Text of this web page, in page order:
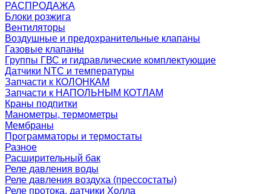
РАСПРОДАЖА
Блоки розжига
Вентиляторы
Воздушные и предохранительные клапаны
Газовые клапаны
Группы ГВС и гидравлические комплектующие
Датчики NTC и температуры
Запчасти к КОЛОНКАМ
Запчасти к НАПОЛЬНЫМ КОТЛАМ
Краны подпитки
Манометры, термометры
Мембраны
Программаторы и термостаты
Разное
Расширительный бак
Реле давления воды
Реле давления воздуха (прессостаты)
Реле протока, датчики Холла